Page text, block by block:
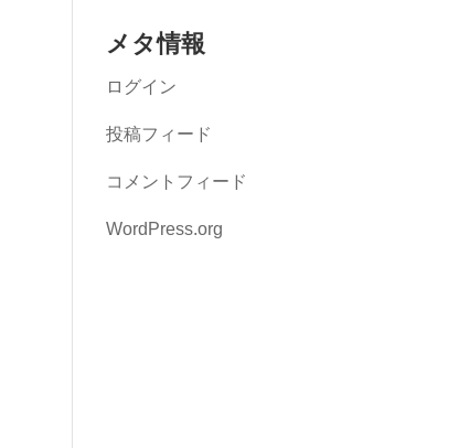
メタ情報
ログイン
投稿フィード
コメントフィード
WordPress.org